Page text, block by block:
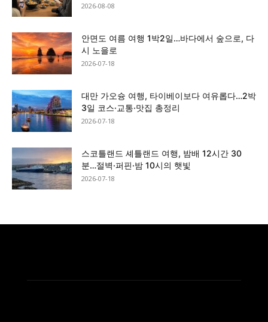
2026-08-08
안면도 여름 여행 1박2일…바다에서 숲으로, 다
시 노을로
2026-07-18
대만 가오슝 여행, 타이베이보다 여유롭다…2박
3일 코스·교통·맛집 총정리
2026-07-18
스코틀랜드 셰틀랜드 여행, 밤배 12시간 30
분…절벽·퍼핀·밤 10시의 햇빛
2026-07-18